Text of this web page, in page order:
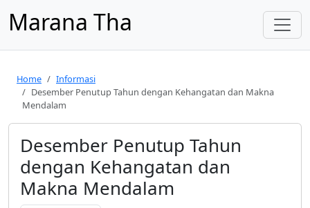
Marana Tha
Home
Informasi
Desember Penutup Tahun dengan Kehangatan dan Makna
Mendalam
Desember Penutup Tahun
dengan Kehangatan dan
Makna Mendalam